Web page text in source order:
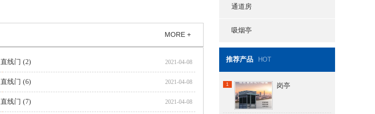
MORE +
直线门 (2) 2021-04-08
直线门 (6) 2021-04-08
直线门 (7) 2021-04-08
通道房
吸烟亭
推荐产品 HOT
1 岗亭